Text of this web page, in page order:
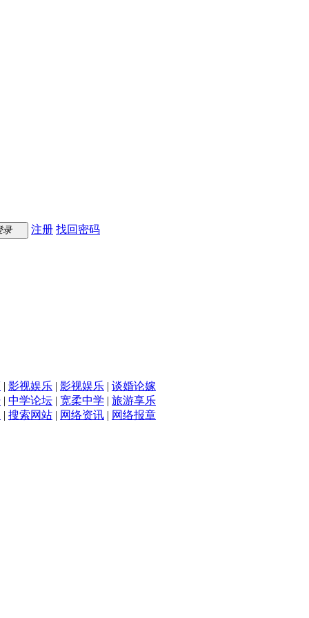
录 注册 找回密码
| 影视娱乐 | 影视娱乐 | 谈婚论嫁
| 中学论坛 | 宽柔中学 | 旅游享乐
| 搜索网站 | 网络资讯 | 网络报章